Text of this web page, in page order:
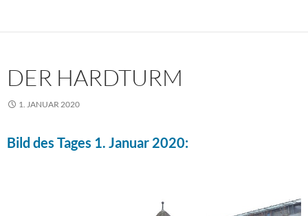
DER HARDTURM
1. JANUAR 2020
Bild des Tages 1. Januar 2020: